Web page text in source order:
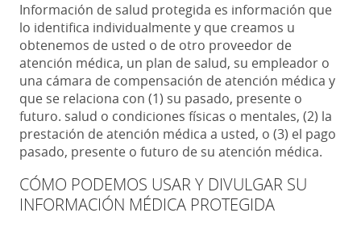
Información de salud protegida es información que
lo identifica individualmente y que creamos u
obtenemos de usted o de otro proveedor de
atención médica, un plan de salud, su empleador o
una cámara de compensación de atención médica y
que se relaciona con (1) su pasado, presente o
futuro. salud o condiciones físicas o mentales, (2) la
prestación de atención médica a usted, o (3) el pago
pasado, presente o futuro de su atención médica.
CÓMO PODEMOS USAR Y DIVULGAR SU
INFORMACIÓN MÉDICA PROTEGIDA